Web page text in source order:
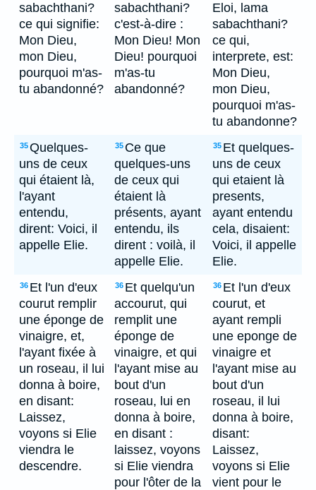
sabachthani?
ce qui signifie:
Mon Dieu,
mon Dieu,
pourquoi m'as-
tu abandonné?
sabachthani?
c'est-à-dire :
Mon Dieu! Mon
Dieu! pourquoi
m'as-tu
abandonné?
Eloi, lama
sabachthani?
ce qui,
interprete, est:
Mon Dieu,
mon Dieu,
pourquoi m'as-
tu abandonne?
35Quelques-
uns de ceux
qui étaient là,
l'ayant
entendu,
dirent: Voici, il
appelle Elie.
35 Ce que
quelques-uns
de ceux qui
étaient là
présents, ayant
entendu, ils
dirent : voilà, il
appelle Elie.
35 Et quelques-
uns de ceux
qui etaient là
presents,
ayant entendu
cela, disaient:
Voici, il appelle
Elie.
36 Et l'un d'eux
courut remplir
une éponge de
vinaigre, et,
l'ayant fixée à
un roseau, il lui
donna à boire,
en disant:
Laissez,
voyons si Elie
viendra le
descendre.
36 Et quelqu'un
accourut, qui
remplit une
éponge de
vinaigre, et qui
l'ayant mise au
bout d'un
roseau, lui en
donna à boire,
en disant :
laissez, voyons
si Elie viendra
pour l'ôter de la
36 Et l'un d'eux
courut, et
ayant rempli
une eponge de
vinaigre et
l'ayant mise au
bout d'un
roseau, il lui
donna à boire,
disant:
Laissez,
voyons si Elie
vient pour le